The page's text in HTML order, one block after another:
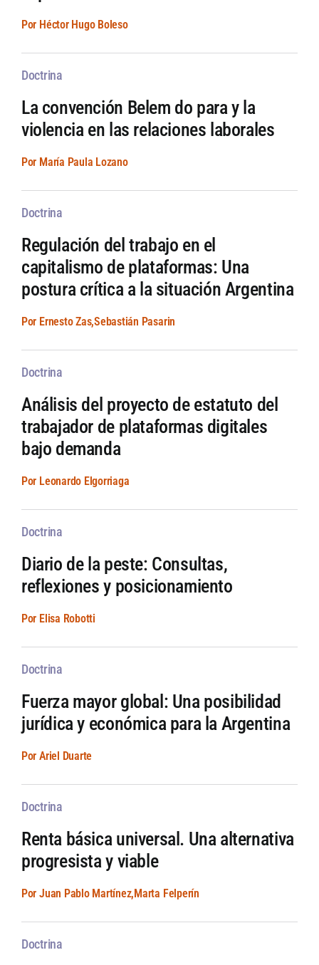
Por Héctor Hugo Boleso
Doctrina
La convención Belem do para y la
violencia en las relaciones laborales
Por María Paula Lozano
Doctrina
Regulación del trabajo en el
capitalismo de plataformas: Una
postura crítica a la situación Argentina
Por Ernesto Zas,Sebastián Pasarin
Doctrina
Análisis del proyecto de estatuto del
trabajador de plataformas digitales
bajo demanda
Por Leonardo Elgorriaga
Doctrina
Diario de la peste: Consultas,
reflexiones y posicionamiento
Por Elisa Robotti
Doctrina
Fuerza mayor global: Una posibilidad
jurídica y económica para la Argentina
Por Ariel Duarte
Doctrina
Renta básica universal. Una alternativa
progresista y viable
Por Juan Pablo Martínez,Marta Felperín
Doctrina